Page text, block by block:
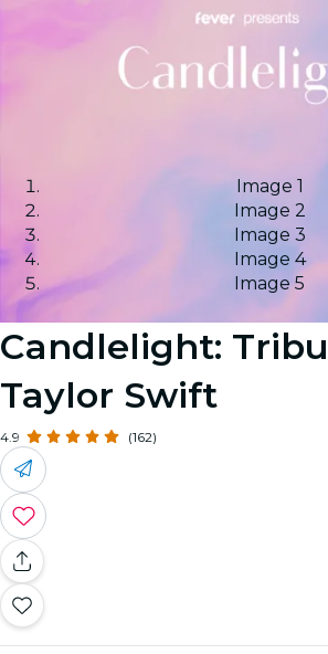
Image 1
Image 2
Image 3
Image 4
Image 5
Candlelight:
Taylor Swift
4.9 (162)